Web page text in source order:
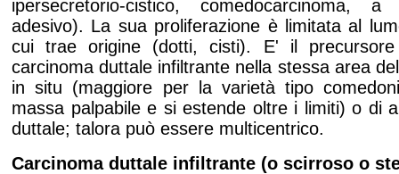
ipersecretorio-cistico, comedocarcinoma,
adesivo). La sua proliferazione è limitata al
cui trae origine (dotti, cisti). E' il
carcinoma duttale infiltrante nella stessa area
in situ (maggiore per la varietà tipo
massa palpabile e si estende oltre i limiti) o di
duttale; talora può essere multicentrico.
Carcinoma duttale infiltrante (o scirroso o